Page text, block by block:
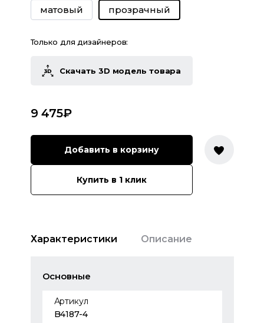
матовый прозрачный
Только для дизайнеров:
Скачать 3D модель товара
9 475₽
Добавить в корзину
Купить в 1 клик
Характеристики Описание
Основные
Артикул
B4187-4